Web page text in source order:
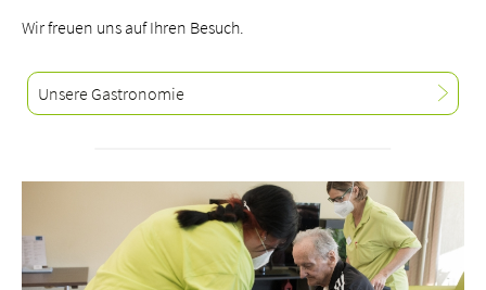
Wir freuen uns auf Ihren Besuch.
Unsere Gastronomie